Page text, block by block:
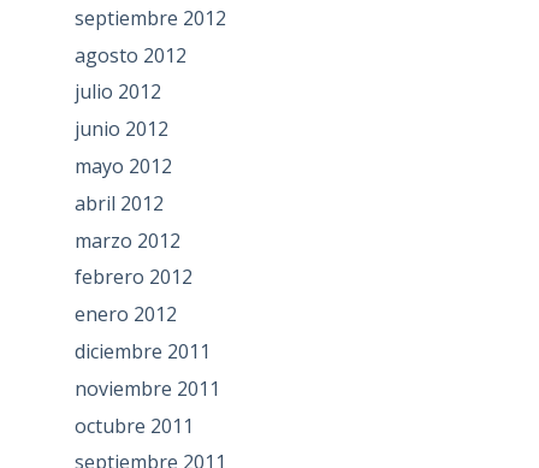
septiembre 2012
agosto 2012
julio 2012
junio 2012
mayo 2012
abril 2012
marzo 2012
febrero 2012
enero 2012
diciembre 2011
noviembre 2011
octubre 2011
septiembre 2011